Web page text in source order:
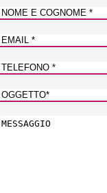
Nome
e
Nome
Email*
N.
telefono*
Oggetto
Messaggio*